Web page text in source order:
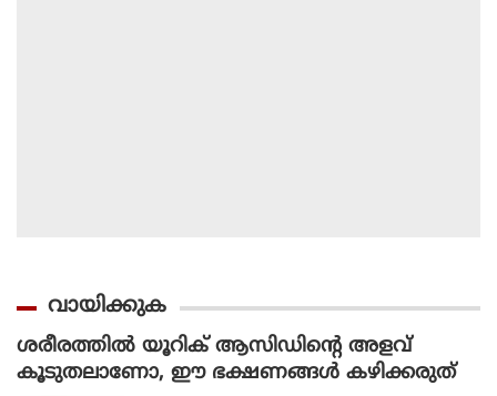
വായിക്കുക
ശരീരത്തില്‍ യൂറിക് ആസിഡിന്റെ അളവ്
കൂടുതലാണോ, ഈ ഭക്ഷണങ്ങള്‍ കഴിക്കരുത്